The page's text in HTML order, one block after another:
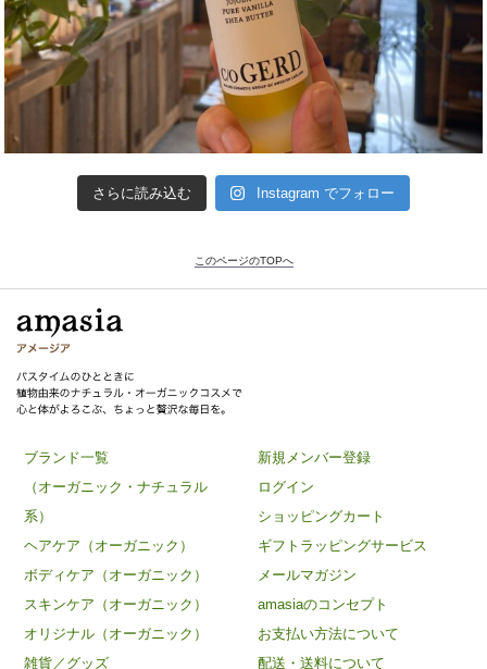
さらに読み込む Instagram でフォロー
このページのTOPへ
ブランド一覧
（オーガニック・ナチュラル
系）
ヘアケア（オーガニック）
ボディケア（オーガニック）
スキンケア（オーガニック）
オリジナル（オーガニック）
雑貨／グッズ
新規メンバー登録
ログイン
ショッピングカート
ギフトラッピングサービス
メールマガジン
amasiaのコンセプト
お支払い方法について
配送・送料について